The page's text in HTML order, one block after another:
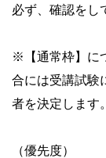
必ず、確認をし
※【通常枠】に
合には受講試験
者を決定します。
（優先度）